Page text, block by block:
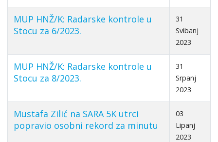
MUP HNŽ/K: Radarske kontrole u
Stocu za 6/2023.
31
Svibanj
2023
MUP HNŽ/K: Radarske kontrole u
Stocu za 8/2023.
31
Srpanj
2023
Mustafa Zilić na SARA 5K utrci
popravio osobni rekord za minutu
03
Lipanj
2023